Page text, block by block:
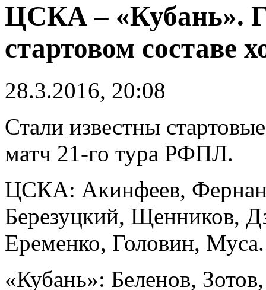
ЦСКА – «Кубань».
стартовом составе
28.3.2016, 20:08
Стали известны
матч 21-го тура РФПЛ.
ЦСКА: Акинфеев,
Березуцкий, Щенников,
Еременко, Головин, Муса.
«Кубань»: Беленов,